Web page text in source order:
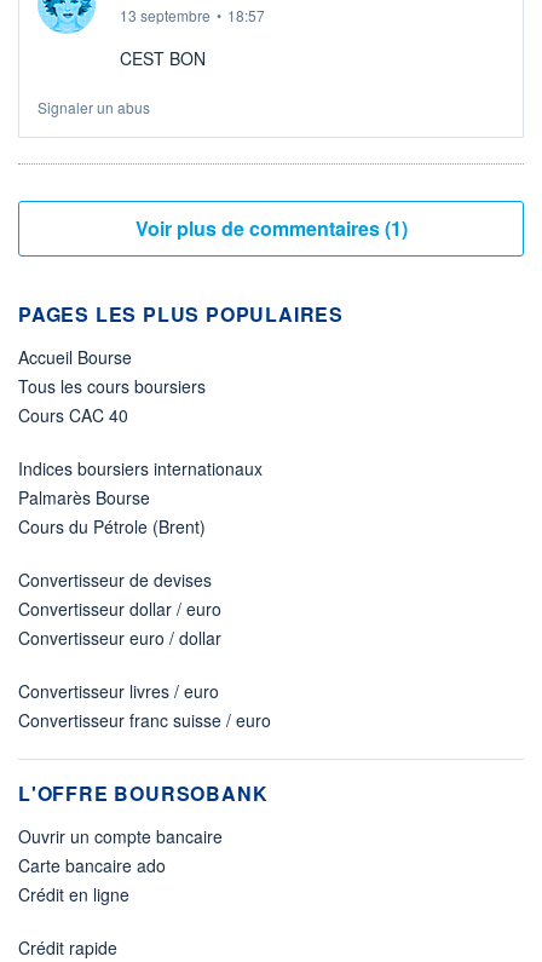
13 septembre • 18:57
CEST BON
Signaler un abus
Voir plus de commentaires (1)
PAGES LES PLUS POPULAIRES
Accueil Bourse
Tous les cours boursiers
Cours CAC 40
Indices boursiers internationaux
Palmarès Bourse
Cours du Pétrole (Brent)
Convertisseur de devises
Convertisseur dollar / euro
Convertisseur euro / dollar
Convertisseur livres / euro
Convertisseur franc suisse / euro
L'OFFRE BOURSOBANK
Ouvrir un compte bancaire
Carte bancaire ado
Crédit en ligne
Crédit rapide